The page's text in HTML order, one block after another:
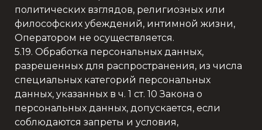
политических взглядов, религиозных или
философских убеждений, интимной жизни,
Оператором не осуществляется.
5.19. Обработка персональных данных,
разрешенных для распространения, из числа
специальных категорий персональных
данных, указанных в ч. 1 ст. 10 Закона о
персональных данных, допускается, если
соблюдаются запреты и условия,